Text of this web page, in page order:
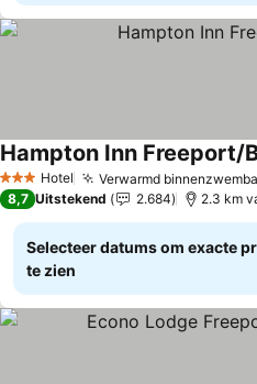
3 SterrenHotel Verwarmd
Hampton Inn Freeport/
8,7 Uitstekend 2.684 2.3 km
Selecteer datums om exacte
te zien